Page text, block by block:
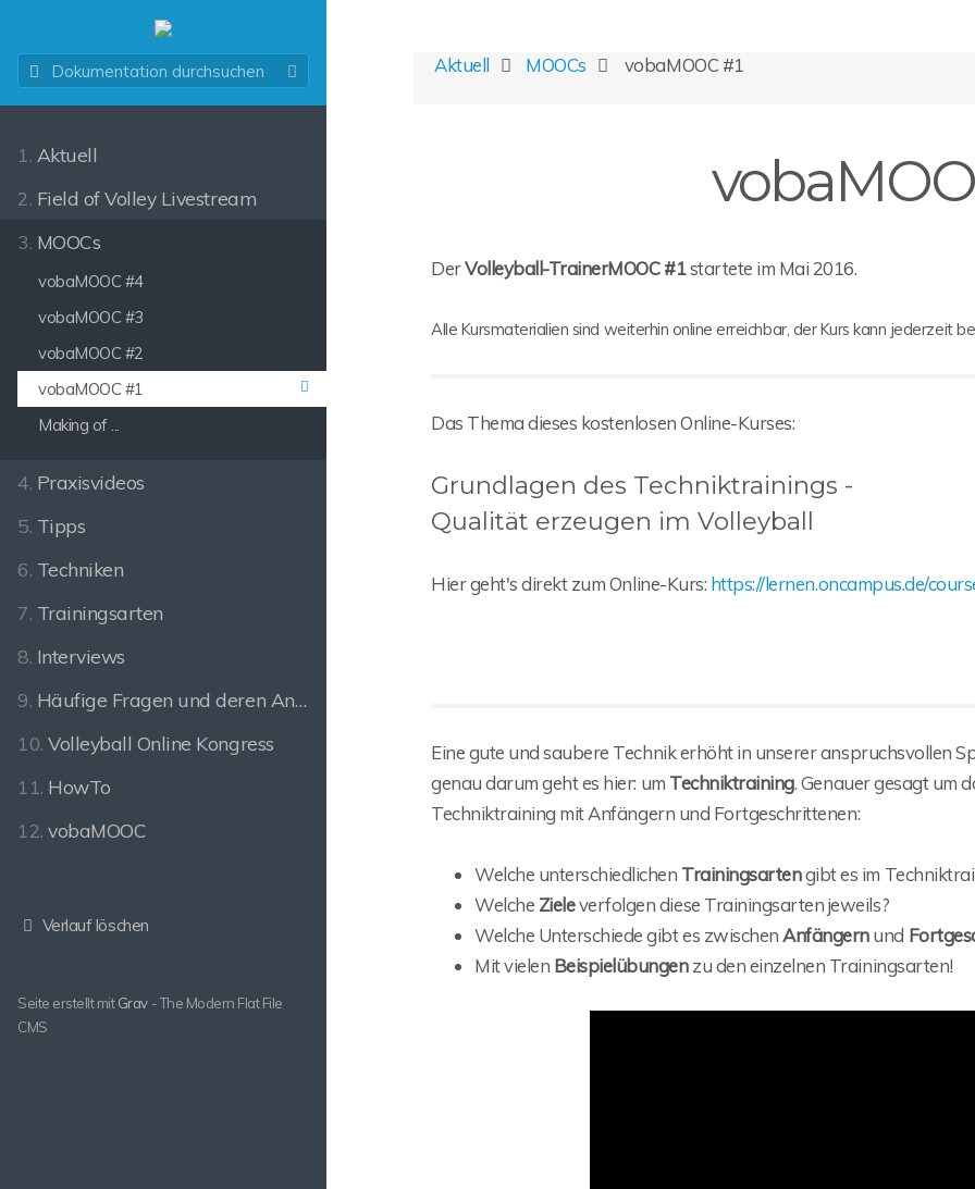
1. Aktuell
2. Field of Volley Livestream
3. MOOCs
vobaMOOC #4
vobaMOOC #3
vobaMOOC #2
vobaMOOC #1
Making of ...
4. Praxisvideos
5. Tipps
6. Techniken
7. Trainingsarten
8. Interviews
9. Häufige Fragen und deren Antworten
10.Volleyball Online Kongress
11. HowTo
12.vobaMOOC
Verlauf löschen
Seite erstellt mitGrav- The Modern Flat File
CMS
Aktuell MOOCs vobaMOOC #1
DerVolleyball-TrainerMOOC #1startete im Mai 2016.
Alle Kursmaterialien sind weiterhin online erreichbar, der Kurs kann jederzeit
Das Thema dieses kostenlosen Online-Kurses:
Grundlagen des Techniktrainings -
Qualität erzeugen im Volleyball
Hier geht's direkt zum Online-Kurs: https://lernen.oncampus.de/
Eine gute und saubere Technik erhöht in unserer anspruchsvollen
genau darum geht es hier: um Techniktraining. Genauer gesagt um
Techniktraining mit Anfängern und Fortgeschrittenen:
Welche unterschiedlichen Trainingsartengibt es im
Welche Zieleverfolgen diese Trainingsarten jeweils?
Welche Unterschiede gibt es zwischenAnfängernund
Mit vielen Beispielübungenzu den einzelnen Trainingsarten!